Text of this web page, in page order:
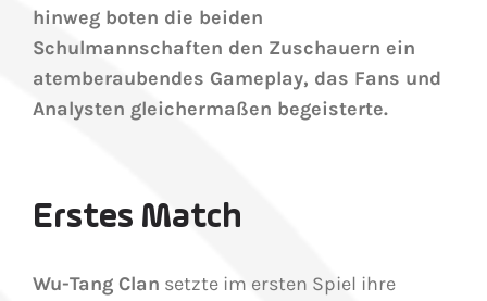
hinweg boten die beiden
Schulmannschaften den Zuschauern ein
atemberaubendes Gameplay, das Fans und
Analysten gleichermaßen begeisterte.
Erstes Match
Wu-Tang Clan setzte im ersten Spiel ihre